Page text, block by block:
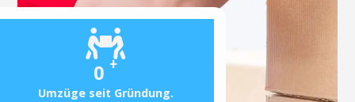
0 +
Umzüge seit Gründung.